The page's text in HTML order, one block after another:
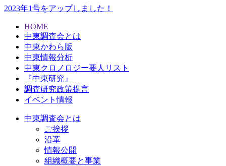
2023年1号をアップしました！
HOME
中東調査会とは
中東かわら版
中東情報分析
中東クロノロジー要人リスト
『中東研究』
調査研究政策提言
イベント情報
中東調査会とは
ご挨拶
沿革
情報公開
組織概要と事業